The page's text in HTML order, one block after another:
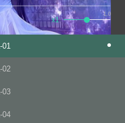
1.0
x1
01
02
03
04